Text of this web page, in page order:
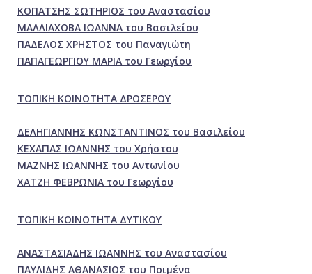
ΚΟΠΑΤΣΗΣ ΣΩΤΗΡΙΟΣ του Αναστασίου
ΜΑΛΛΙΑΧΟΒΑ ΙΩΑΝΝΑ του Βασιλείου
ΠΑΔΕΛΟΣ ΧΡΗΣΤΟΣ του Παναγιώτη
ΠΑΠΑΓΕΩΡΓΙΟΥ ΜΑΡΙΑ του Γεωργίου
ΤΟΠΙΚΗ ΚΟΙΝΟΤΗΤΑ ΔΡΟΣΕΡΟΥ
ΔΕΛΗΓΙΑΝΝΗΣ ΚΩΝΣΤΑΝΤΙΝΟΣ του Βασιλείου
ΚΕΧΑΓΙΑΣ ΙΩΑΝΝΗΣ του Χρήστου
ΜΑΖΝΗΣ ΙΩΑΝΝΗΣ του Αντωνίου
ΧΑΤΖΗ ΦΕΒΡΩΝΙΑ του Γεωργίου
ΤΟΠΙΚΗ ΚΟΙΝΟΤΗΤΑ ΔΥΤΙΚΟΥ
ΑΝΑΣΤΑΣΙΑΔΗΣ ΙΩΑΝΝΗΣ του Αναστασίου
ΠΑΥΛΙΔΗΣ ΑΘΑΝΑΣΙΟΣ του Ποιμένα